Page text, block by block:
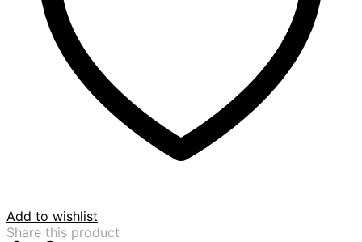
Add to wishlist
Share this product